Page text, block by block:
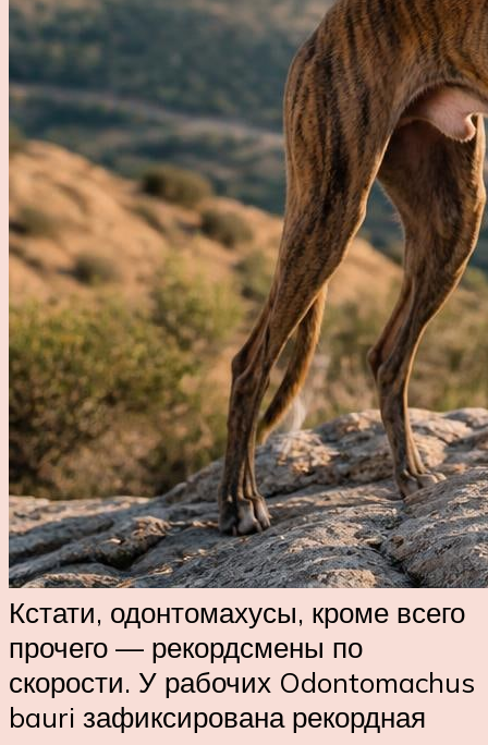
Кстати, одонтомахусы, кроме всего
прочего — рекордсмены по
скорости. У рабочих Odontomachus
bauri зафиксирована рекордная